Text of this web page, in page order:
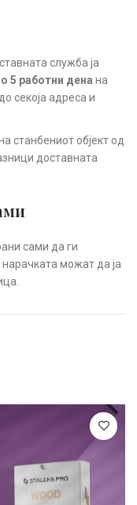
служба ја
5 работни дена на
секоја адреса и
станбениот објект од
доставната
сами да ги
можат да ја